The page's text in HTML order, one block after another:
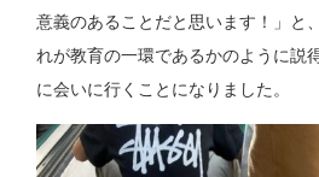
意義のあることだと思います！」と
れが教育の一環であるかのように説
に会いに行くことになりました。